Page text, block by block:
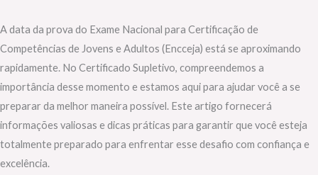
A data da prova do Exame Nacional para Certificação de
Competências de Jovens e Adultos (Encceja) está se aproximando
rapidamente. No Certificado Supletivo, compreendemos a
importância desse momento e estamos aqui para ajudar você a se
preparar da melhor maneira possível. Este artigo fornecerá
informações valiosas e dicas práticas para garantir que você esteja
totalmente preparado para enfrentar esse desafio com confiança e
excelência.